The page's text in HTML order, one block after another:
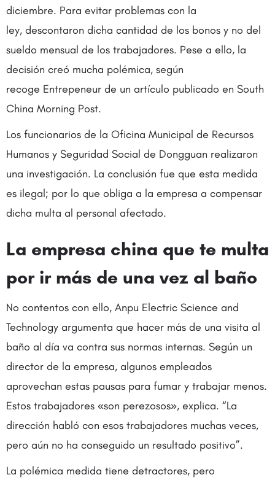
diciembre. Para evitar problemas con la
ley, descontaron dicha cantidad de los bonos y no del
sueldo mensual de los trabajadores. Pese a ello, la
decisión creó mucha polémica, según
recoge Entrepeneur de un artículo publicado en South
China Morning Post.
Los funcionarios de la Oficina Municipal de Recursos
Humanos y Seguridad Social de Dongguan realizaron
una investigación. La conclusión fue que esta medida
es ilegal; por lo que obliga a la empresa a compensar
dicha multa al personal afectado.
La empresa china que te multa
por ir más de una vez al baño
No contentos con ello, Anpu Electric Science and
Technology argumenta que hacer más de una visita al
baño al día va contra sus normas internas. Según un
director de la empresa, algunos empleados
aprovechan estas pausas para fumar y trabajar menos.
Estos trabajadores «son perezosos», explica. “La
dirección habló con esos trabajadores muchas veces,
pero aún no ha conseguido un resultado positivo”.
La polémica medida tiene detractores, pero